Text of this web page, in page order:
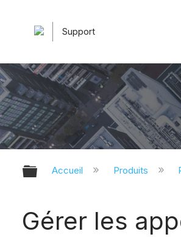
Support
Développer/
Accueil Produits
Gérer les